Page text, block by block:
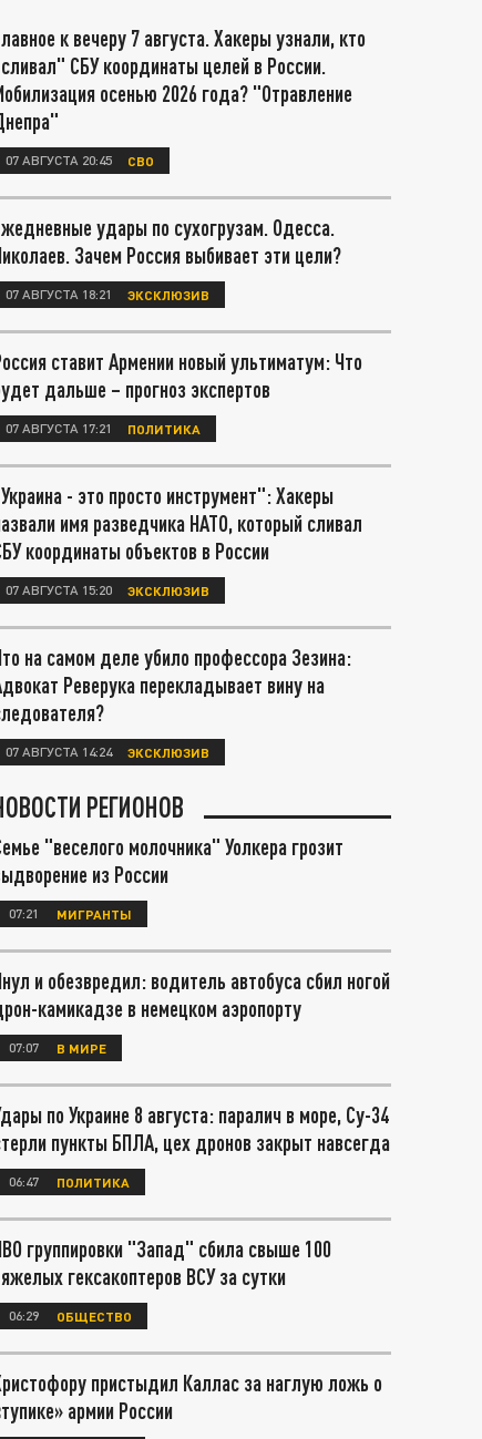
к вечеру 7 августа. Хакеры узнали, кто
СБУ координаты целей в России.
осенью 2026 года? "Отравление
07 АВГУСТА 20:45 СВО
удары по сухогрузам. Одесса.
Зачем Россия выбивает эти цели?
07 АВГУСТА 18:21 ЭКСКЛЮЗИВ
ставит Армении новый ультиматум: Что
дальше – прогноз экспертов
07 АВГУСТА 17:21 ПОЛИТИКА
- это просто инструмент": Хакеры
имя разведчика НАТО, который сливал
координаты объектов в России
07 АВГУСТА 15:20 ЭКСКЛЮЗИВ
на самом деле убило профессора Зезина:
Реверука перекладывает вину на
07 АВГУСТА 14:24 ЭКСКЛЮЗИВ
РЕГИОНОВ
"веселого молочника" Уолкера грозит
из России
07:21 МИГРАНТЫ
и обезвредил: водитель автобуса сбил ногой
камикадзе в немецком аэропорту
07:07 В МИРЕ
по Украине 8 августа: паралич в море, Су-34
пункты БПЛА, цех дронов закрыт навсегда
06:47 ПОЛИТИКА
группировки "Запад" сбила свыше 100
гексакоптеров ВСУ за сутки
06:29 ОБЩЕСТВО
пристыдил Каллас за наглую ложь о
армии России